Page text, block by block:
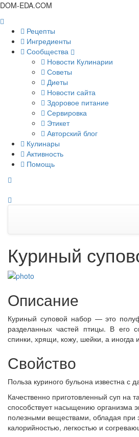
DOM-EDA.COM
Рецепты
Ингредиенты
Сообщества
Новости Кулинарии
Советы
Диеты
Новости сайта
Здоровое питание
Сервировка
Этикет
Авторский блог
Кулинары
Активность
Помощь
Куриный
Описание
Куриный суповой набор — это
разделанных частей птицы. В его
спинки, хрящи, кожу, шейки, а иногда
Свойство
Польза куриного бульона известна с
Качественно приготовленный суп на
способствует насыщению организма
полезными веществами, обладая при
калорийностью, легкостью и